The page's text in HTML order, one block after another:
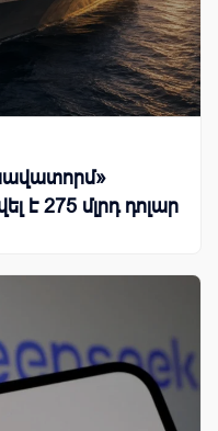
է 275 մլրդ դոլար